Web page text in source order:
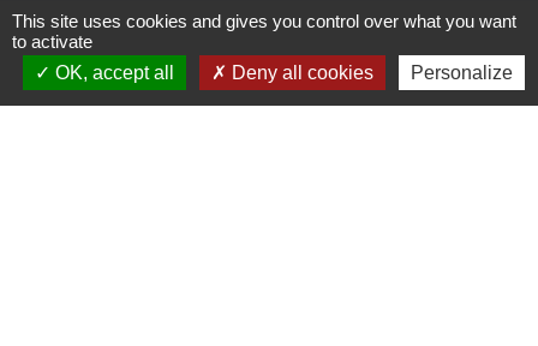
+33 2 32 77 54 50
Contact par formulaire
This site uses cookies and gives you control over what you want
to activate
OK, accept all
Deny all cookies Personalize